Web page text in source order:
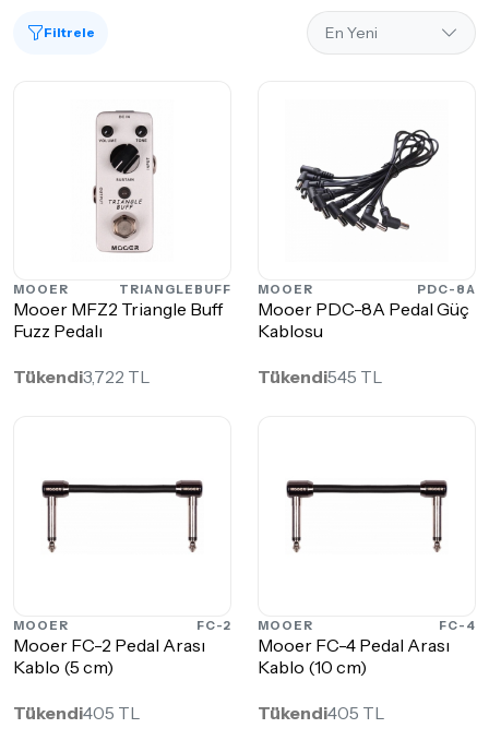
Filtrele
MOOER TRIANGLEBUFF
Mooer MFZ2 Triangle Buff
Fuzz Pedalı
Tükendi3,722 TL
MOOER PDC-8A
Mooer PDC-8A Pedal Güç
Kablosu
Tükendi545 TL
MOOER FC-2
Mooer FC-2 Pedal Arası
Kablo (5 cm)
Tükendi405 TL
MOOER FC-4
Mooer FC-4 Pedal Arası
Kablo (10 cm)
Tükendi405 TL